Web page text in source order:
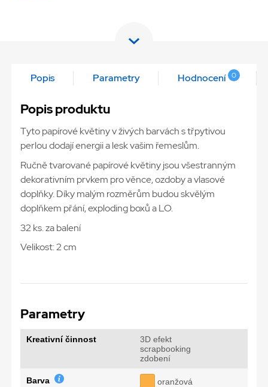
Popis Parametry Hodnocení 0
Popis produktu
Tyto papírové květiny v živých barvách s třpytivou
perlou dodají energii a lesk vašim řemeslům.
Ručně tvarované papírové květiny jsou všestranným
dekorativním prvkem pro věnce, ozdoby a vlasové
doplňky. Díky malým rozměrům budou skvělým
doplňkem přání, exploding boxů a LO.
32 ks. za balení
Velikost: 2 cm
Parametry
Kreativní činnost
3D efekt
scrapbooking
zdobení
Barva
oranžová